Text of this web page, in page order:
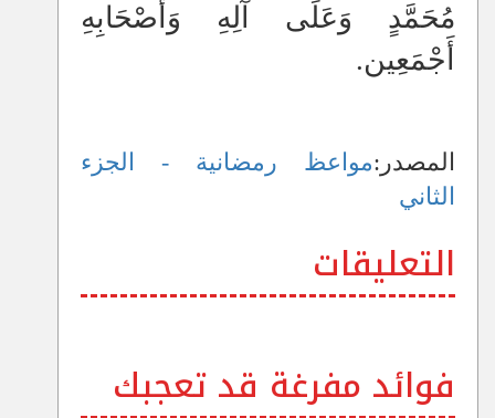
مُحَمَّدٍ وَعَلَى آلِهِ وَأَصْحَابِهِ
أَجْمَعِين.
المصدر:مواعظ رمضانية - الجزء
الثاني
التعليقات
فوائد مفرغة قد تعجبك